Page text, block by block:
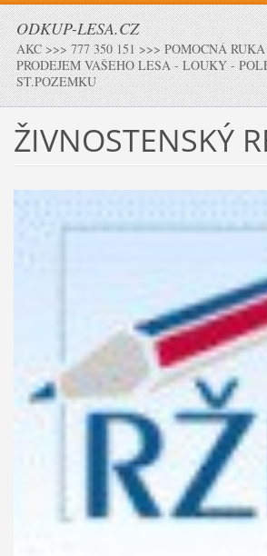
ODKUP-LESA.CZ
AKC >>> 777 350 151 >>> POMOCNÁ
PRODEJEM VAŠEHO LESA - LOUKY -
ST.POZEMKU
ŽIVNOSTENSKÝ